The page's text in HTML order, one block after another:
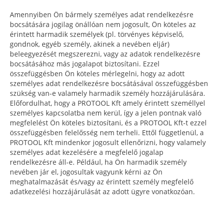
Amennyiben Ön bármely személyes adat rendelkezésre
bocsátására jogilag önállóan nem jogosult, Ön köteles az
érintett harmadik személyek (pl. törvényes képviselő,
gondnok, egyéb személy, akinek a nevében eljár)
beleegyezését megszerezni, vagy az adatok rendelkezésre
bocsátásához más jogalapot biztosítani. Ezzel
összefüggésben Ön köteles mérlegelni, hogy az adott
személyes adat rendelkezésre bocsátásával összefüggésben
szükség van-e valamely harmadik személy hozzájárulására.
Előfordulhat, hogy a PROTOOL Kft amely érintett személlyel
személyes kapcsolatba nem kerül, így a jelen pontnak való
megfelelést Ön köteles biztosítani, és a PROTOOL Kft-t ezzel
összefüggésben felelősség nem terheli. Ettől függetlenül, a
PROTOOL Kft mindenkor jogosult ellenőrizni, hogy valamely
személyes adat kezelésére a megfelelő jogalap
rendelkezésre áll-e. Például, ha Ön harmadik személy
nevében jár el, jogosultak vagyunk kérni az Ön
meghatalmazását és/vagy az érintett személy megfelelő
adatkezelési hozzájárulását az adott ügyre vonatkozóan.